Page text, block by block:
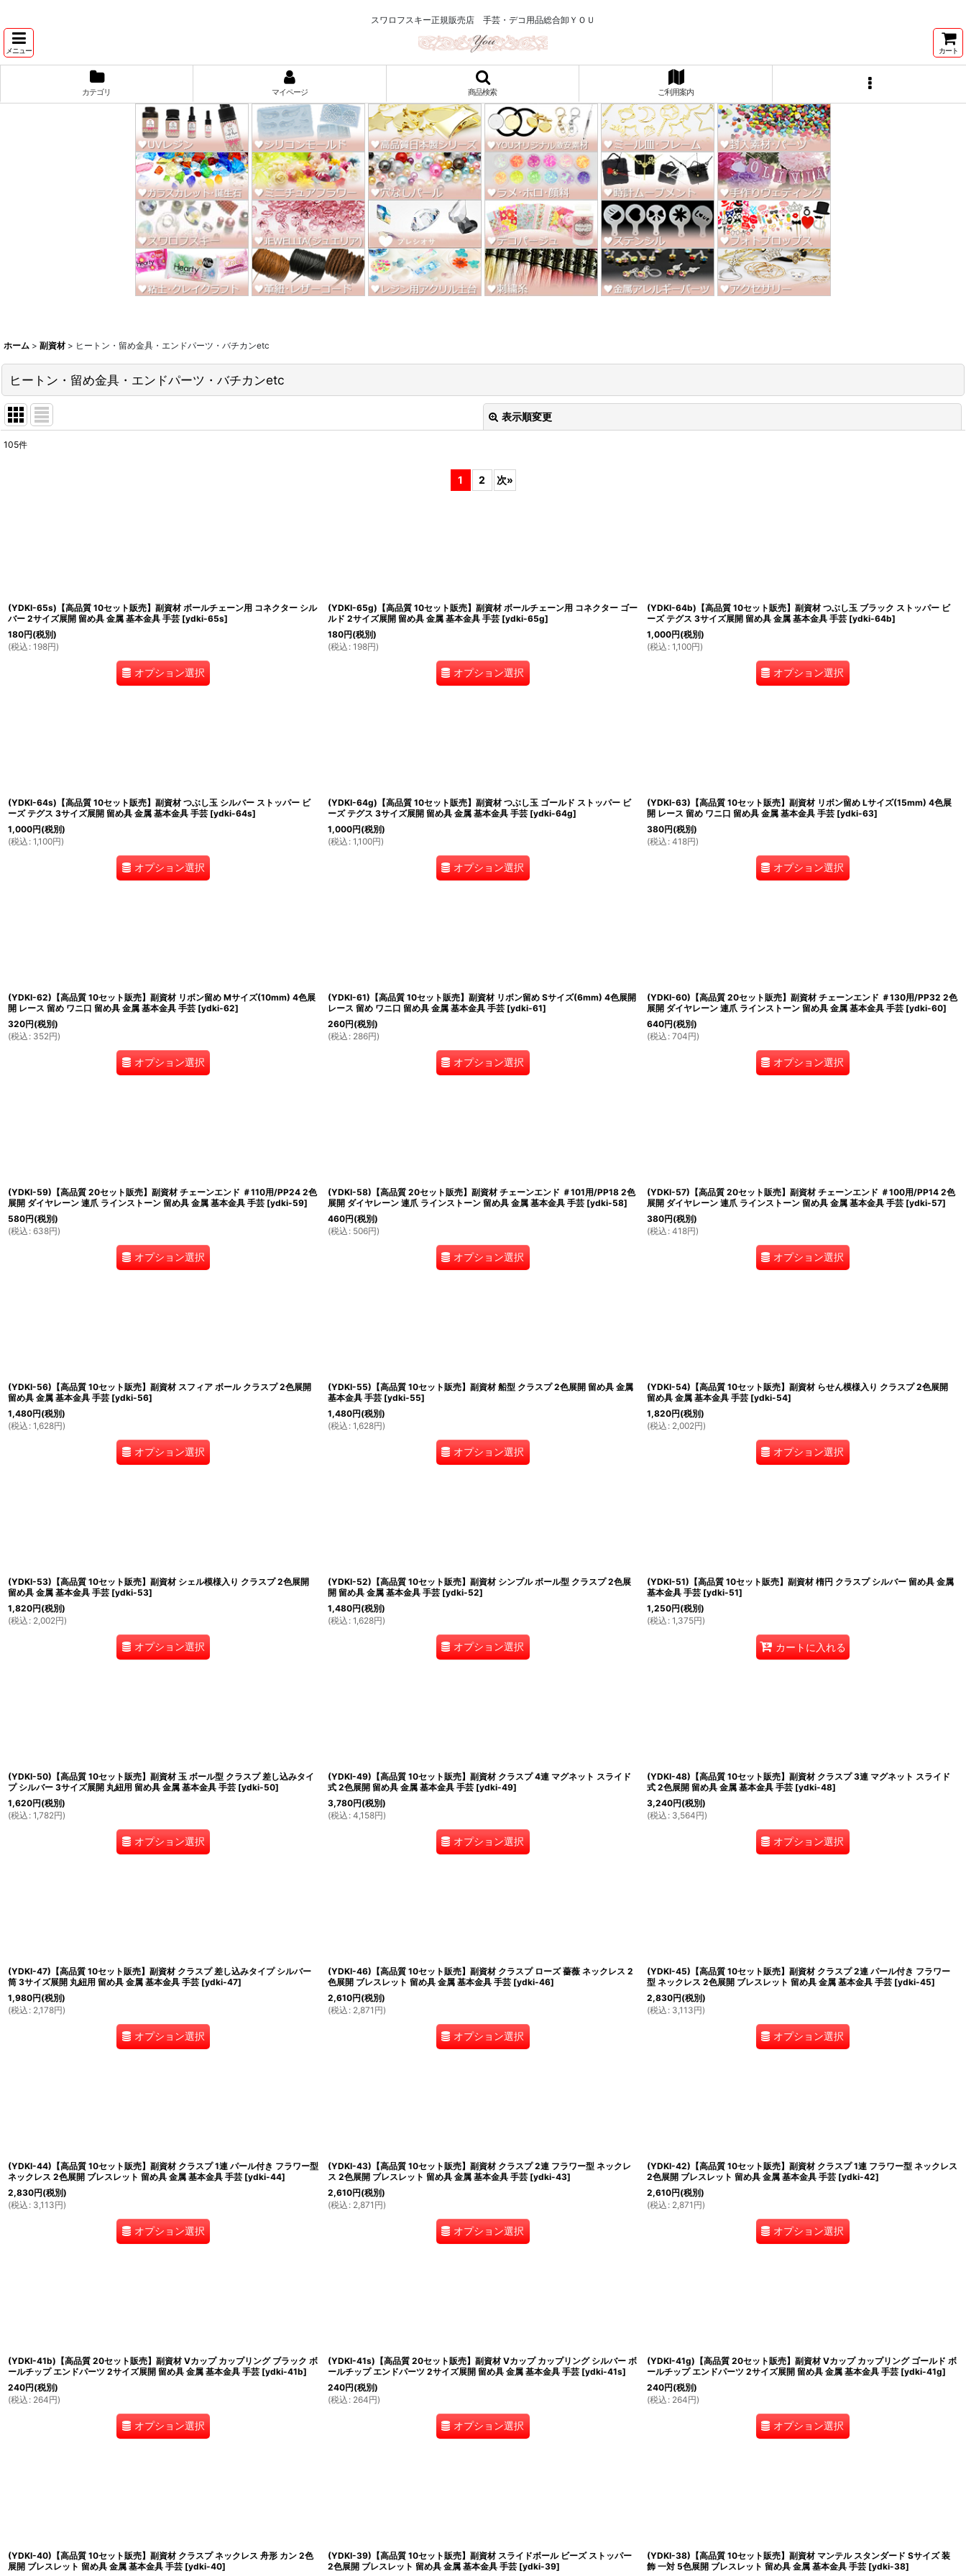
スワロフスキー正規販売店 手芸・デコ用品総合卸ＹＯＵ
メニュー カート
カテゴリ マイページ 商品検索 ご利用案内
ホーム > 副資材 > ヒートン・留め金具・エンドパーツ・バチカンetc
ヒートン・留め金具・エンドパーツ・バチカンetc
表示順変更
105件
1 2 次»
(YDKI-65s)【高品質 10セット販売】副資材 ボールチェーン用 コネクター シル
バー 2サイズ展開 留め具 金属 基本金具 手芸 [ydki-65s]
180円(税別)
(税込 : 198円)
オプション選択
(YDKI-65g)【高品質 10セット販売】副資材 ボールチェーン用 コネクター ゴー
ルド 2サイズ展開 留め具 金属 基本金具 手芸 [ydki-65g]
180円(税別)
(税込 : 198円)
オプション選択
(YDKI-64b)【高品質 10セット販売】副資材 つぶし玉 ブラック ストッパー ビ
ーズ テグス 3サイズ展開 留め具 金属 基本金具 手芸 [ydki-64b]
1,000円(税別)
(税込 : 1,100円)
オプション選択
(YDKI-64s)【高品質 10セット販売】副資材 つぶし玉 シルバー ストッパー ビ
ーズ テグス 3サイズ展開 留め具 金属 基本金具 手芸 [ydki-64s]
1,000円(税別)
(税込 : 1,100円)
オプション選択
(YDKI-64g)【高品質 10セット販売】副資材 つぶし玉 ゴールド ストッパー ビ
ーズ テグス 3サイズ展開 留め具 金属 基本金具 手芸 [ydki-64g]
1,000円(税別)
(税込 : 1,100円)
オプション選択
(YDKI-63)【高品質 10セット販売】副資材 リボン留め Lサイズ(15mm) 4色展
開 レース 留め ワニ口 留め具 金属 基本金具 手芸 [ydki-63]
380円(税別)
(税込 : 418円)
オプション選択
(YDKI-62)【高品質 10セット販売】副資材 リボン留め Mサイズ(10mm) 4色展
開 レース 留め ワニ口 留め具 金属 基本金具 手芸 [ydki-62]
320円(税別)
(税込 : 352円)
オプション選択
(YDKI-61)【高品質 10セット販売】副資材 リボン留め Sサイズ(6mm) 4色展開
レース 留め ワニ口 留め具 金属 基本金具 手芸 [ydki-61]
260円(税別)
(税込 : 286円)
オプション選択
(YDKI-60)【高品質 20セット販売】副資材 チェーンエンド ＃130用/PP32 2色
展開 ダイヤレーン 連爪 ラインストーン 留め具 金属 基本金具 手芸 [ydki-60]
640円(税別)
(税込 : 704円)
オプション選択
(YDKI-59)【高品質 20セット販売】副資材 チェーンエンド ＃110用/PP24 2色
展開 ダイヤレーン 連爪 ラインストーン 留め具 金属 基本金具 手芸 [ydki-59]
580円(税別)
(税込 : 638円)
オプション選択
(YDKI-58)【高品質 20セット販売】副資材 チェーンエンド ＃101用/PP18 2色
展開 ダイヤレーン 連爪 ラインストーン 留め具 金属 基本金具 手芸 [ydki-58]
460円(税別)
(税込 : 506円)
オプション選択
(YDKI-57)【高品質 20セット販売】副資材 チェーンエンド ＃100用/PP14 2色
展開 ダイヤレーン 連爪 ラインストーン 留め具 金属 基本金具 手芸 [ydki-57]
380円(税別)
(税込 : 418円)
オプション選択
(YDKI-56)【高品質 10セット販売】副資材 スフィア ボール クラスプ 2色展開
留め具 金属 基本金具 手芸 [ydki-56]
1,480円(税別)
(税込 : 1,628円)
オプション選択
(YDKI-55)【高品質 10セット販売】副資材 船型 クラスプ 2色展開 留め具 金属
基本金具 手芸 [ydki-55]
1,480円(税別)
(税込 : 1,628円)
オプション選択
(YDKI-54)【高品質 10セット販売】副資材 らせん模様入り クラスプ 2色展開
留め具 金属 基本金具 手芸 [ydki-54]
1,820円(税別)
(税込 : 2,002円)
オプション選択
(YDKI-53)【高品質 10セット販売】副資材 シェル模様入り クラスプ 2色展開
留め具 金属 基本金具 手芸 [ydki-53]
1,820円(税別)
(税込 : 2,002円)
オプション選択
(YDKI-52)【高品質 10セット販売】副資材 シンプル ボール型 クラスプ 2色展
開 留め具 金属 基本金具 手芸 [ydki-52]
1,480円(税別)
(税込 : 1,628円)
オプション選択
(YDKI-51)【高品質 10セット販売】副資材 楕円 クラスプ シルバー 留め具 金属
基本金具 手芸 [ydki-51]
1,250円(税別)
(税込 : 1,375円)
カートに入れる
(YDKI-50)【高品質 10セット販売】副資材 玉 ボール型 クラスプ 差し込みタイ
プ シルバー 3サイズ展開 丸紐用 留め具 金属 基本金具 手芸 [ydki-50]
1,620円(税別)
(税込 : 1,782円)
オプション選択
(YDKI-49)【高品質 10セット販売】副資材 クラスプ 4連 マグネット スライド
式 2色展開 留め具 金属 基本金具 手芸 [ydki-49]
3,780円(税別)
(税込 : 4,158円)
オプション選択
(YDKI-48)【高品質 10セット販売】副資材 クラスプ 3連 マグネット スライド
式 2色展開 留め具 金属 基本金具 手芸 [ydki-48]
3,240円(税別)
(税込 : 3,564円)
オプション選択
(YDKI-47)【高品質 10セット販売】副資材 クラスプ 差し込みタイプ シルバー
筒 3サイズ展開 丸紐用 留め具 金属 基本金具 手芸 [ydki-47]
1,980円(税別)
(税込 : 2,178円)
オプション選択
(YDKI-46)【高品質 10セット販売】副資材 クラスプ ローズ 薔薇 ネックレス 2
色展開 ブレスレット 留め具 金属 基本金具 手芸 [ydki-46]
2,610円(税別)
(税込 : 2,871 円)
オプション選択
(YDKI-45)【高品質 10セット販売】副資材 クラスプ 2連 パール付き フラワー
型 ネックレス 2色展開 ブレスレット 留め具 金属 基本金具 手芸 [ydki-45]
2,830円(税別)
(税込 : 3,113円)
オプション選択
(YDKI-44)【高品質 10セット販売】副資材 クラスプ 1連 パール付き フラワー型
ネックレス 2色展開 ブレスレット 留め具 金属 基本金具 手芸 [ydki-44]
2,830円(税別)
(税込 : 3,113円)
オプション選択
(YDKI-43)【高品質 10セット販売】副資材 クラスプ 2連 フラワー型 ネックレ
ス 2色展開 ブレスレット 留め具 金属 基本金具 手芸 [ydki-43]
2,610円(税別)
(税込 : 2,871 円)
オプション選択
(YDKI-42)【高品質 10セット販売】副資材 クラスプ 1連 フラワー型 ネックレス
2色展開 ブレスレット 留め具 金属 基本金具 手芸 [ydki-42]
2,610円(税別)
(税込 : 2,871 円)
オプション選択
(YDKI-41b)【高品質 20セット販売】副資材 Vカップ カップリング ブラック ボ
ールチップ エンドパーツ 2サイズ展開 留め具 金属 基本金具 手芸 [ydki-41b]
240円(税別)
(税込 : 264円)
オプション選択
(YDKI-41s)【高品質 20セット販売】副資材 Vカップ カップリング シルバー ボ
ールチップ エンドパーツ 2サイズ展開 留め具 金属 基本金具 手芸 [ydki-41s]
240円(税別)
(税込 : 264円)
オプション選択
(YDKI-41g)【高品質 20セット販売】副資材 Vカップ カップリング ゴールド ボ
ールチップ エンドパーツ 2サイズ展開 留め具 金属 基本金具 手芸 [ydki-41g]
240円(税別)
(税込 : 264円)
オプション選択
(YDKI-40)【高品質 10セット販売】副資材 クラスプ ネックレス 舟形 カン 2色
展開 ブレスレット 留め具 金属 基本金具 手芸 [ydki-40]
(YDKI-39)【高品質 10セット販売】副資材 スライドボール ビーズ ストッパー
2色展開 ブレスレット 留め具 金属 基本金具 手芸 [ydki-39]
(YDKI-38)【高品質 10セット販売】副資材 マンテル スタンダード Sサイズ 装
飾 一対 5色展開 ブレスレット 留め具 金属 基本金具 手芸 [ydki-38]